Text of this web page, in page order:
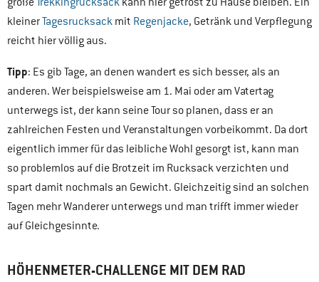
kleinerTagesrucksack mit Regenjacke, Getränk und Verpflegung
reicht hier völlig aus.
Tipp: Es gib Tage, an denen wandert es sich besser, als an
anderen. Wer beispielsweise am 1. Mai oder am Vatertag
unterwegs ist, der kann seine Tour so planen, dass er an
zahlreichen Festen und Veranstaltungen vorbeikommt. Da dort
eigentlich immer für das leibliche Wohl gesorgt ist, kann man
so problemlos auf die Brotzeit im Rucksack verzichten und
spart damit nochmals an Gewicht. Gleichzeitig sind an solchen
Tagen mehr Wanderer unterwegs und man trifft immer wieder
auf Gleichgesinnte.
HÖHENMETER-CHALLENGE MIT DEM RAD